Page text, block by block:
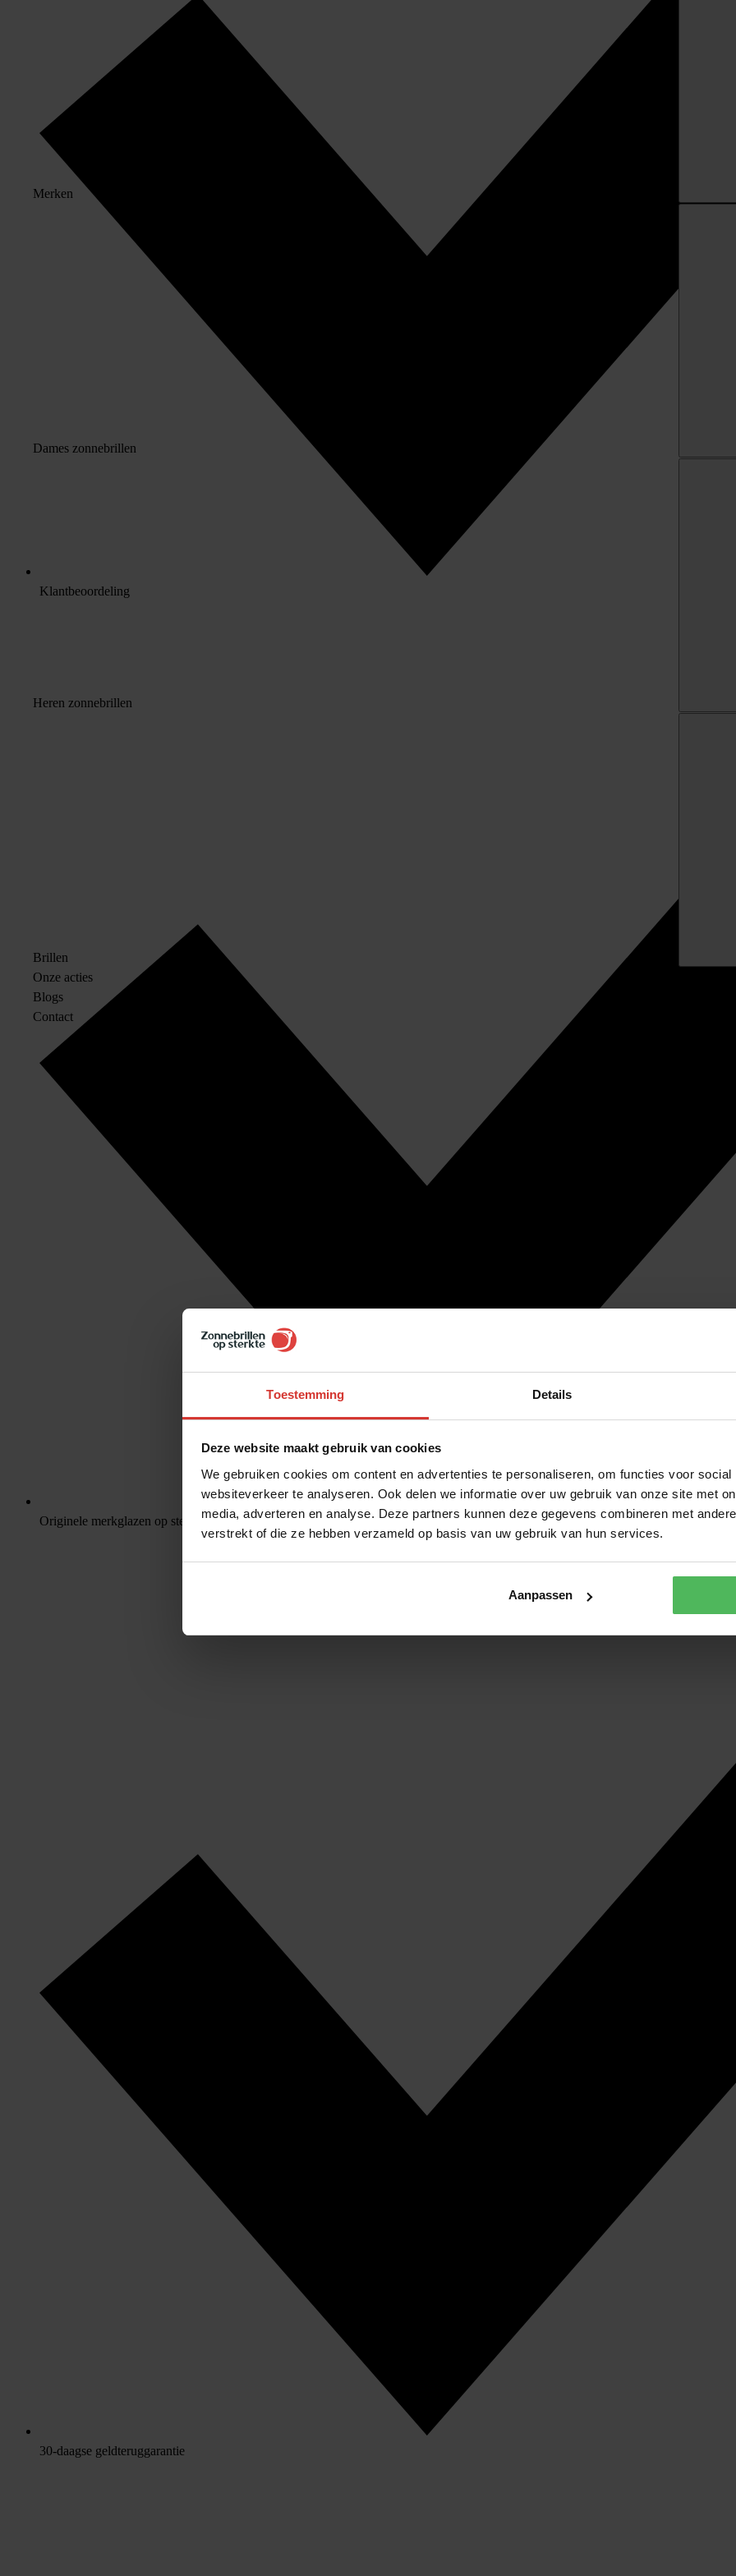
Toestemming Details
Deze website maakt gebruik van cookies
We gebruiken cookies om content en advertenties te personaliseren, om functies voor
websiteverkeer te analyseren. Ook delen we informatie over uw gebruik van onze site met
media, adverteren en analyse. Deze partners kunnen deze gegevens combineren met
verstrekt of die ze hebben verzameld op basis van uw gebruik van hun services.
Aanpassen
Klantbeoordeling
Originele merkglazen op sterkte
30-daagse geldteruggarantie
Merken
Dames zonnebrillen
Heren zonnebrillen
Brillen
Onze acties
Blogs
Contact